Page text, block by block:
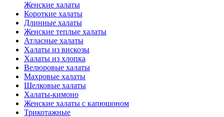
Женские халаты
Короткие халаты
Длинные халаты
Женские теплые халаты
Атласные халаты
Халаты из вискозы
Халаты из хлопка
Велюровые халаты
Махровые халаты
Шелковые халаты
Халаты-кимоно
Женские халаты с капюшоном
Трикотажные